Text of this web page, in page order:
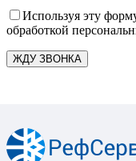
Используя эту
обработкой